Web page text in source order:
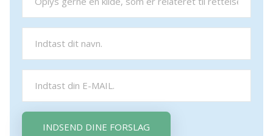
INDSEND DINE FORSLAG